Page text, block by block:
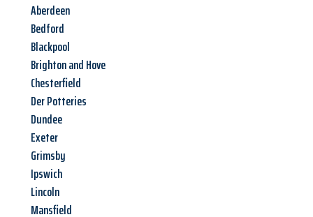
Aberdeen
Bedford
Blackpool
Brighton and Hove
Chesterfield
Der Potteries
Dundee
Exeter
Grimsby
Ipswich
Lincoln
Mansfield